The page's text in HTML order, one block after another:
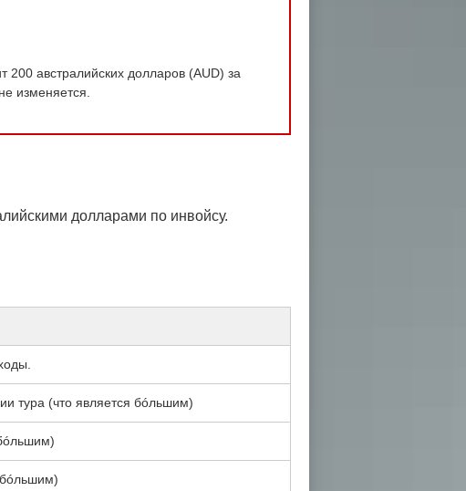
австралийских долларов (AUD) за
изменяется.
долларами по инвойсу.
тура (что является бóльшим)